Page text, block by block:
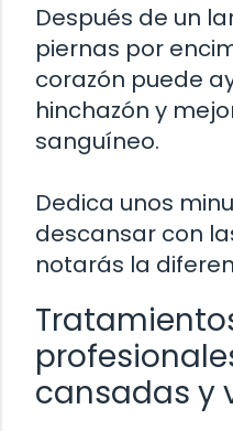
Después de un
piernas por
corazón puede
hinchazón y
sanguíneo.
Dedica unos
descansar con
notarás la
cansadas y